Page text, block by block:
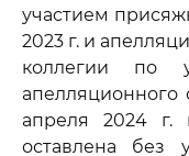
участием
2023 г. и
коллегии по
апреля 2024 г.
оставлена без